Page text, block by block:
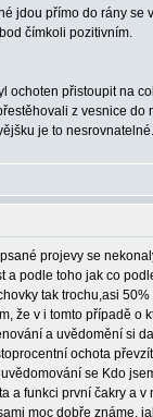
jdou přímo do rány se
čímkoli pozitivním.
ochoten přistoupit na
z vesnice do
je to nesrovnatelné.
projevy se
a podle toho jak co
tak trochu,asi
že v i tomto případě o
a uvědomění si
ochota
se Kdo
a funkci první čakry a
moc dobře známe,